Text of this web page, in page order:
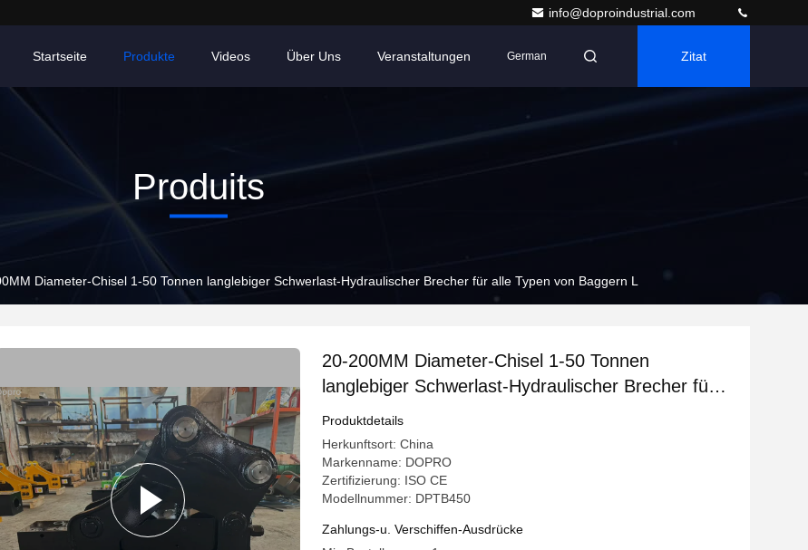
info@doproindustrial.com
Startseite Produkte Videos Über Uns Veranstaltungen German Zitat
Produits
Diameter-Chisel 1-50 Tonnen langlebiger Schwerlast-Hydraulischer Brecher für alle Typen von Baggern L
20-200MM Diameter-Chisel 1-50 Tonnen
langlebiger Schwerlast-Hydraulischer Brecher für
alle Typen von Baggern L
Produktdetails
Herkunftsort: China
Markenname: DOPRO
Zertifizierung: ISO CE
Modellnummer: DPTB450
Zahlungs-u. Verschiffen-Ausdrücke